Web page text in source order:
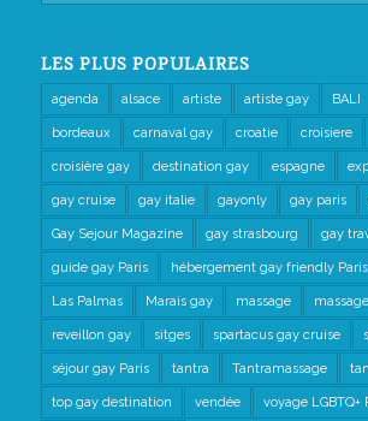
LES PLUS POPULAIRES
agenda alsace artiste artiste gay BALI
bordeaux carnaval gay croatie croisiere
croisière gay destination gay espagne
gay cruise gay italie gayonly gay paris
Gay Sejour Magazine gay strasbourg gay
guide gay Paris hébergement gay friendly Paris
Las Palmas Marais gay massage
reveillon gay sitges spartacus gay cruise
séjour gay Paris tantra Tantramassage
top gay destination vendée voyage LGBTQ+